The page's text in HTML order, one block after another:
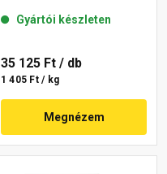
Gyártói készleten
35 125 Ft / db
1 405 Ft / kg
Megnézem